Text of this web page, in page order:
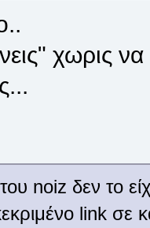
χωρις
noiz δεν το
link